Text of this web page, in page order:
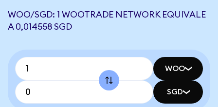
WOO/SGD: 1 WOOTRADE NETWORK EQUIVALE
A 0,014558 SGD
WOO
SGD